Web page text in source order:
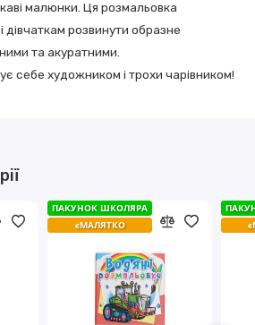
малюнки. Ця розмальовка
розвинути образне
та акуратними.
себе художником і трохи чарівником!
ПАКУНОК ШКОЛЯРА
єМАЛЯТКО
ПАКУНОК ШКОЛЯРА
єМАЛЯТКО